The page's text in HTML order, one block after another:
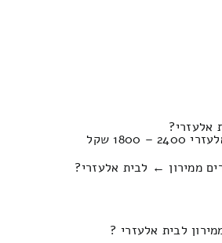
אלעזרי?
שקל
ממירון ← לבית אלעזרי?
לבית אלעזרי ?